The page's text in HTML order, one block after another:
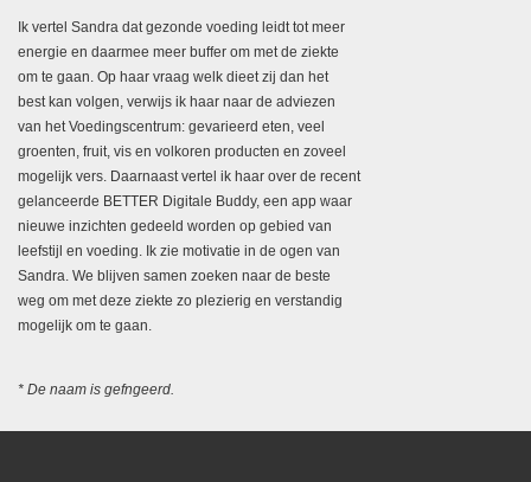
Ik vertel Sandra dat gezonde voeding leidt tot meer
energie en daarmee meer buﬀer om met de ziekte
om te gaan. Op haar vraag welk dieet zij dan het
best kan volgen, verwijs ik haar naar de adviezen
van het Voedingscentrum: gevarieerd eten, veel
groenten, fruit, vis en volkoren producten en zoveel
mogelijk vers. Daarnaast vertel ik haar over de recent
gelanceerde BETTER Digitale Buddy, een app waar
nieuwe inzichten gedeeld worden op gebied van
leefstijl en voeding. Ik zie motivatie in de ogen van
Sandra. We blijven samen zoeken naar de beste
weg om met deze ziekte zo plezierig en verstandig
mogelijk om te gaan.
* De naam is gefngeerd.